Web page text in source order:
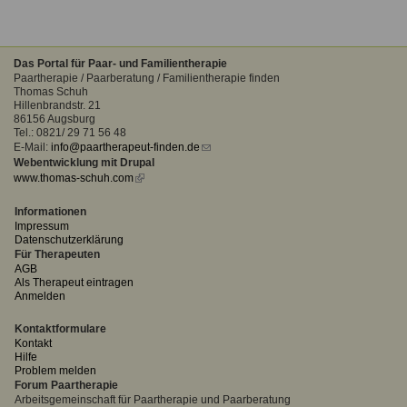
Das Portal für Paar- und Familientherapie
Paartherapie / Paarberatung / Familientherapie finden
Thomas Schuh
Hillenbrandstr. 21
86156 Augsburg
Tel.: 0821/ 29 71 56 48
E-Mail: info@paartherapeut-finden.de (link
Webentwicklung mit Drupal
www.thomas-schuh.com(link
Informationen
Impressum
Datenschutzerklärung
Für Therapeuten
AGB
Als Therapeut eintragen
Anmelden
Kontaktformulare
Kontakt
Hilfe
Problem melden
Forum Paartherapie
Arbeitsgemeinschaft für Paartherapie und Paarberatung